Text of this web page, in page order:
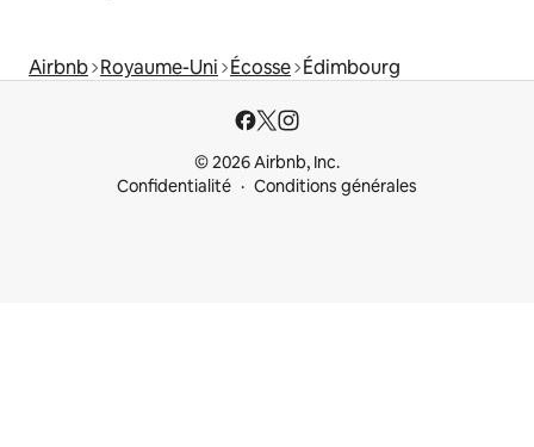
Airbnb Royaume-Uni Écosse Édimbourg
© 2026 Airbnb, Inc.
Confidentialité
Conditions générales